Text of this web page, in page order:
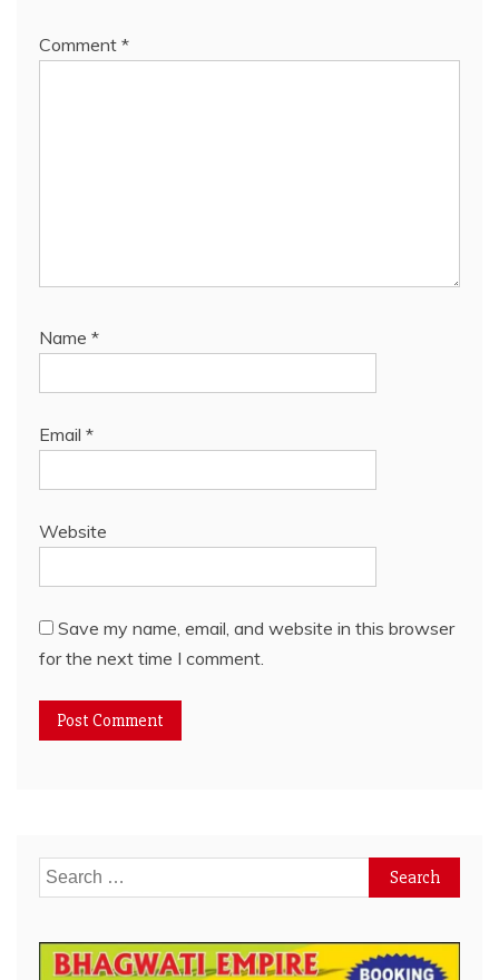
Comment *
Name *
Email *
Website
Save my name, email, and website in this browser
for the next time I comment.
Search
for: